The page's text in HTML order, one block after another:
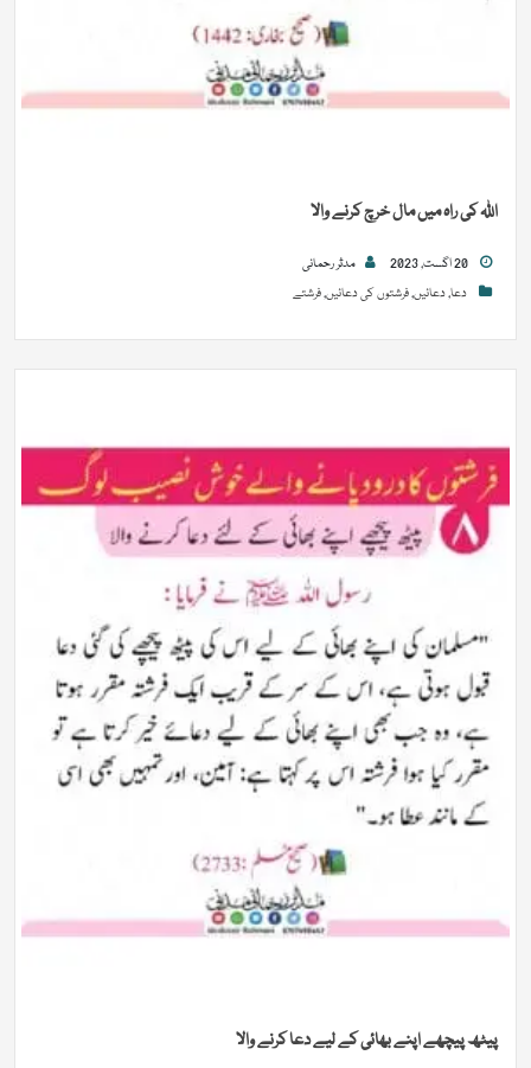
اللہ کی راہ میں مال خرچ کرنے والا
مدثر رحمانی
دعا,دعائیں,فرشتوں کی دعائیں,فرشتے
پیٹھ پیچھے اپنے بھائی کے لیے دعا کرنے والا